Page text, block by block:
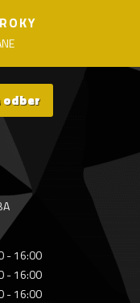
odber
- 16:00
- 16:00
- 16:00